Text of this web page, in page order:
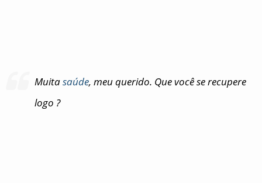
Muitasaúde, meu querido. Que você se recupere
logo ?